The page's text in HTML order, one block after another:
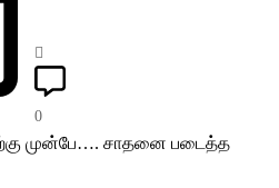
0